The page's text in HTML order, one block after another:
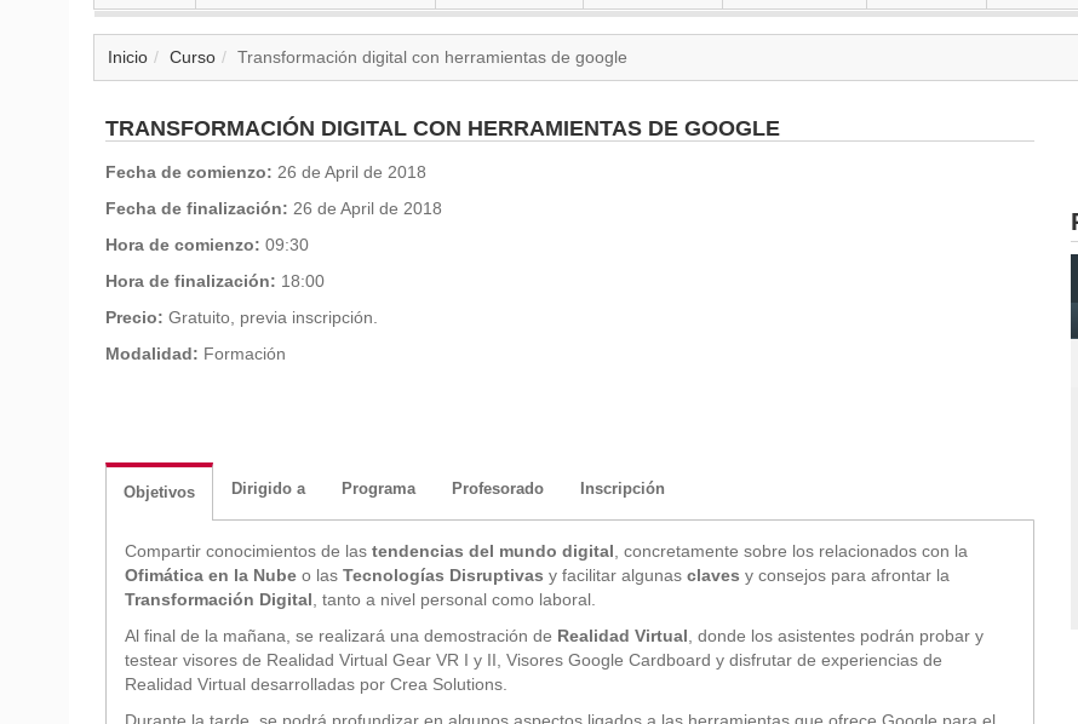
Inicio Curso Transformación digital con herramientas de google
TRANSFORMACIÓN DIGITAL CON HERRAMIENTAS DE GOOGLE
Fecha de comienzo: 26 de April de 2018
Fecha de finalización: 26 de April de 2018
Hora de comienzo: 09:30
Hora de finalización: 18:00
Precio: Gratuito, previa inscripción.
Modalidad: Formación
Objetivos Dirigido a Programa Profesorado Inscripción
Compartir conocimientos de las tendencias del mundo digital , concretamente sobre los relacionados con la
Ofimática en la Nube o las Tecnologías Disruptivas y facilitar algunas claves y consejos para afrontar la
Transformación Digital , tanto a nivel personal como laboral.
Al final de la mañana, se realizará una demostración de Realidad Virtual , donde los asistentes podrán probar y
testear visores de Realidad Virtual Gear VR I y II, Visores Google Cardboard y disfrutar de experiencias de
Realidad Virtual desarrolladas por Crea Solutions.
Durante la tarde, se podrá profundizar en algunos aspectos ligados a las herramientas que ofrece Google para el